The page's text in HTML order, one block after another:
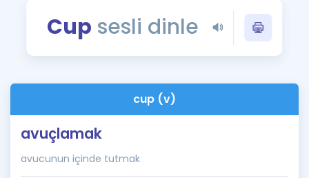
Rehberlik Aracı
Blog
İngilizce Gramer
Cup sesli dinle
cup (v)
avuçlamak
avucunun içinde tutmak